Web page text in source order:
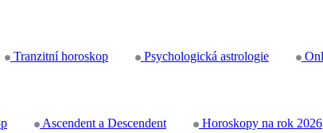
Tranzitní horoskop Psychologická astrologie
Ascendent a Descendent
Horoskopy na rok 2026